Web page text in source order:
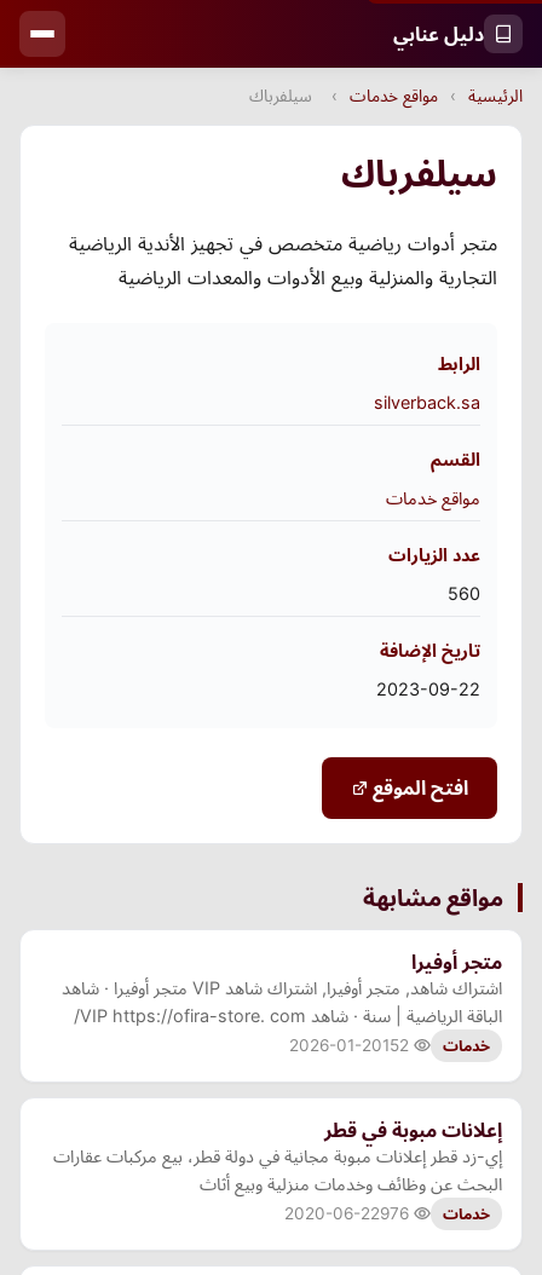
دليل عنابي
الرئيسية › مواقع خدمات › سيلفرباك
سيلفرباك
متجر أدوات رياضية متخصص في تجهيز الأندية الرياضية
التجارية والمنزلية وبيع الأدوات والمعدات الرياضية
الرابط
silverback.sa
القسم
مواقع خدمات
عدد الزيارات
560
تاريخ الإضافة
2023-09-22
افتح الموقع
مواقع مشابهة
متجر أوفيرا
اشتراك شاهد, متجر أوفيرا, اشتراك شاهد VIP متجر أوفيرا · شاهد
الباقة الرياضية | سنة · شاهد VIP https://ofira-store. com/
خدمات 2026-01-20
إعلانات مبوبة في قطر
إي-زد قطر إعلانات مبوبة مجانية في دولة قطر، بيع مركبات عقارات
البحث عن وظائف وخدمات منزلية وبيع أثاث
خدمات 2020-06-22